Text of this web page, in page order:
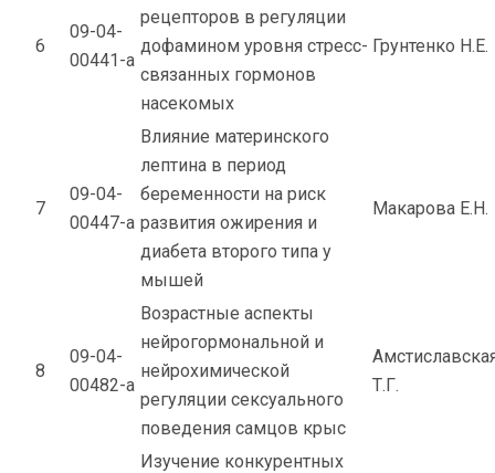
6
09-04-
00441-а
рецепторов в регуляции
дофамином уровня стресс-
связанных гормонов
насекомых
Грунтенко Н.Е.
7
09-04-
00447-а
Влияние материнского
лептина в период
беременности на риск
развития ожирения и
диабета второго типа у
мышей
Макарова Е.Н.
8
09-04-
00482-а
Возрастные аспекты
нейрогормональной и
нейрохимической
регуляции сексуального
поведения самцов крыс
Т.Г.
Изучение конкурентных